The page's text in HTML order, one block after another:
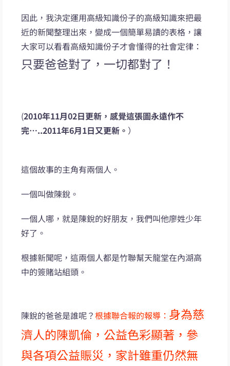
因此，我決定運用高級知識份子的高級知識來把最
近的新聞整理出來，變成一個簡單易讀的表格，讓
大家可以看看高級知識份子才會懂得的社會定律：
只要爸爸對了，一切都對了！
(2010年11月02日更新，感覺這張圖永遠作不
完…..2011年6月1日又更新。 ）
這個故事的主角有兩個人。
一個叫做陳銳。
一個人哪，就是陳銳的好朋友，我們叫他廖姓少年
好了。
根據新聞呢，這兩個人都是竹聯幫天龍堂在內湖高
中的簽賭站組頭。
陳銳的爸爸是誰呢？根據聯合報的報導： 身為慈
濟人的陳凱倫，公益色彩顯著，參
與各項公益賑災，家計雖重仍然無